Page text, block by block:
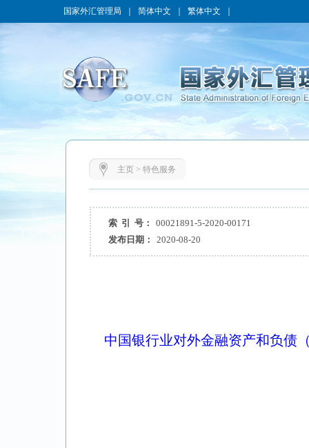
国家外汇管理局 简体中文 繁体中文
主页> 特色服务
索 引 号：
00021891-5-2020-00171
发布日期：
2020-08-20
中国银行业对外金融资产和负债